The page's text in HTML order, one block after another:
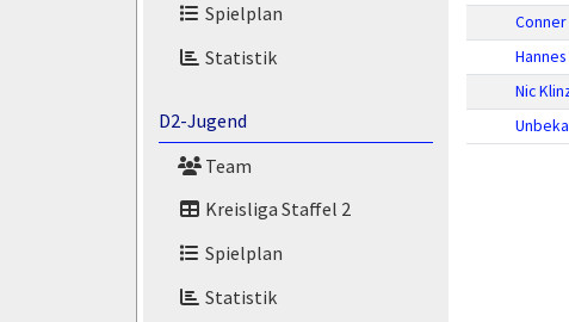
Spielplan
Statistik
D2-Jugend
Team
Kreisliga Staffel 2
Spielplan
Statistik
Conner
Nic